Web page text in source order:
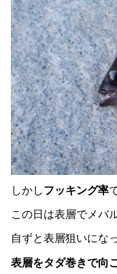
しかしフッキング率
この日は表層でメバ
自ずと表層狙いにな
表層をタダ巻きで向